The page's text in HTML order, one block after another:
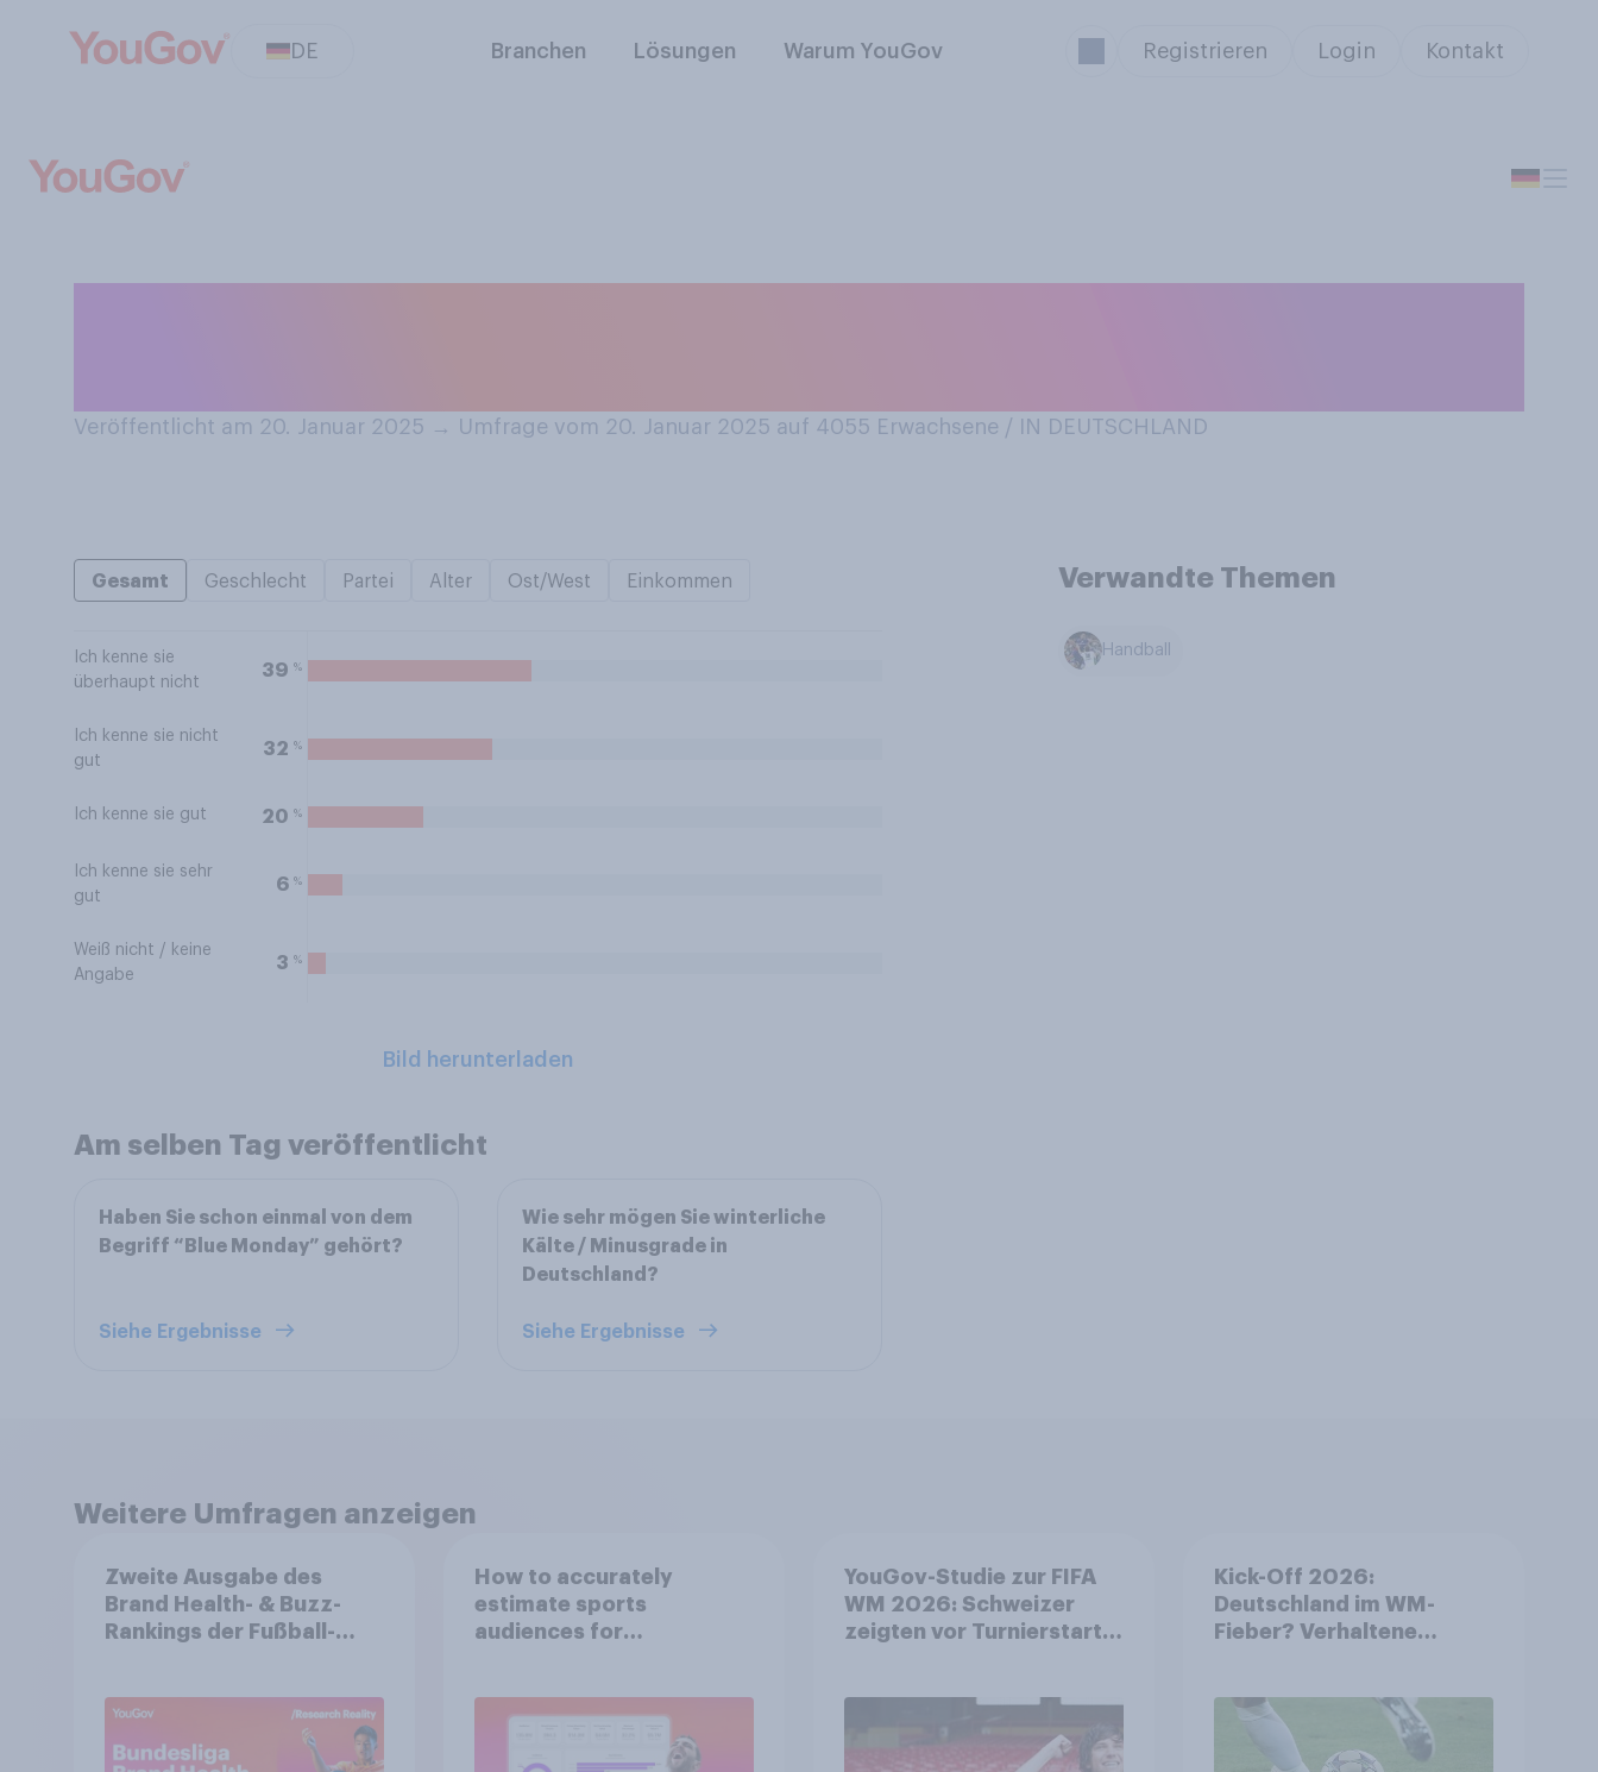
DE Branchen Lösungen Warum YouGov Registrieren Login Kontakt
Veröffentlicht am 20. Januar 2025 → Umfrage vom 20. Januar 2025 auf 4055 Erwachsene / IN DEUTSCHLAND
Gesamt Geschlecht Partei Alter Ost/West Einkommen
Ich kenne sie
überhaupt nicht
39 %
Ich kenne sie nicht
gut
32 %
Ich kenne sie gut 20 %
Ich kenne sie sehr
gut
6 %
Weiß nicht / keine
Angabe
3 %
Bild herunterladen
Verwandte Themen
Handball
Am selben Tag veröffentlicht
Haben Sie schon einmal von dem
Begriff “Blue Monday” gehört?
Siehe Ergebnisse
Wie sehr mögen Sie winterliche
Kälte / Minusgrade in
Deutschland?
Siehe Ergebnisse
Weitere Umfragen anzeigen
Zweite Ausgabe des
Brand Health- & Buzz-
Rankings der Fußball-
Spitzenposition
How to accurately
estimate sports
audiences for
YouGov-Studie zur FIFA
WM 2026: Schweizer
zeigten vor Turnierstart
Kick-Off 2026:
Deutschland im WM-
Fieber? Verhaltene
Weltmeisterschaft